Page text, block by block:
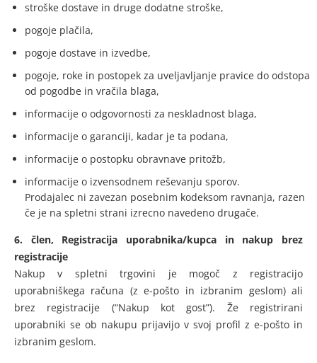
stroške dostave in druge dodatne stroške,
pogoje plačila,
pogoje dostave in izvedbe,
pogoje, roke in postopek za uveljavljanje pravice do odstopa
od pogodbe in vračila blaga,
informacije o odgovornosti za neskladnost blaga,
informacije o garanciji, kadar je ta podana,
informacije o postopku obravnave pritožb,
informacije o izvensodnem reševanju sporov.
Prodajalec ni zavezan posebnim kodeksom ravnanja, razen
če je na spletni strani izrecno navedeno drugače.
6. člen, Registracija uporabnika/kupca in nakup brez
registracije
Nakup v spletni trgovini je mogoč z registracijo
uporabniškega računa (z e-pošto in izbranim geslom) ali
brez registracije (“Nakup kot gost”). Že registrirani
uporabniki se ob nakupu prijavijo v svoj profil z e-pošto in
izbranim geslom.